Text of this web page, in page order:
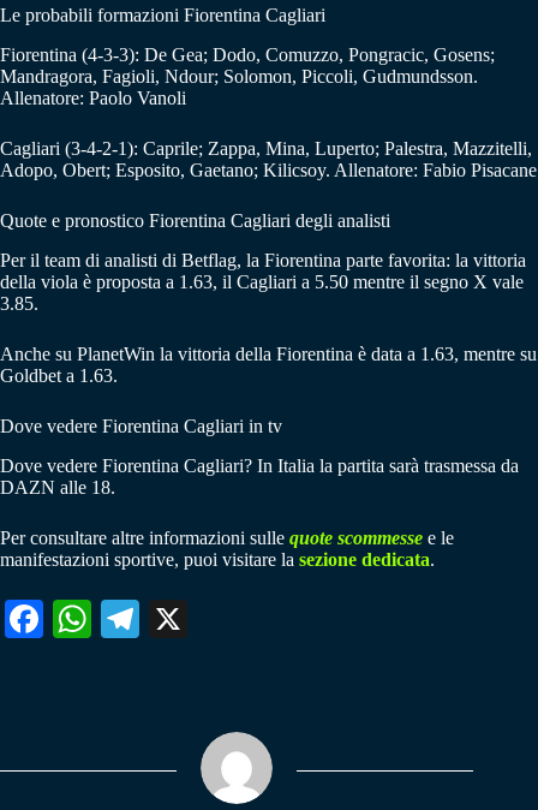
Le probabili formazioni Fiorentina Cagliari
Fiorentina (4-3-3): De Gea; Dodo, Comuzzo, Pongracic, Gosens;
Mandragora, Fagioli, Ndour; Solomon, Piccoli, Gudmundsson.
Allenatore: Paolo Vanoli
Cagliari (3-4-2-1): Caprile; Zappa, Mina, Luperto; Palestra, Mazzitelli,
Adopo, Obert; Esposito, Gaetano; Kilicsoy. Allenatore: Fabio Pisacane
Quote e pronostico Fiorentina Cagliari degli analisti
Per il team di analisti di Betflag, la Fiorentina parte favorita: la vittoria
della viola è proposta a 1.63, il Cagliari a 5.50 mentre il segno X vale
3.85.
Anche su PlanetWin la vittoria della Fiorentina è data a 1.63, mentre su
Goldbet a 1.63.
Dove vedere Fiorentina Cagliari in tv
Dove vedere Fiorentina Cagliari? In Italia la partita sarà trasmessa da
DAZN alle 18.
Per consultare altre informazioni sulle quote scommesse e le
manifestazioni sportive, puoi visitare la sezione dedicata.
Fa W
pp
Te
m